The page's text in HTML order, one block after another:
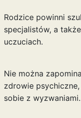
Rodzice powinni
specjalistów, a
uczuciach.
Nie można
zdrowie
sobie z wyzwaniami.